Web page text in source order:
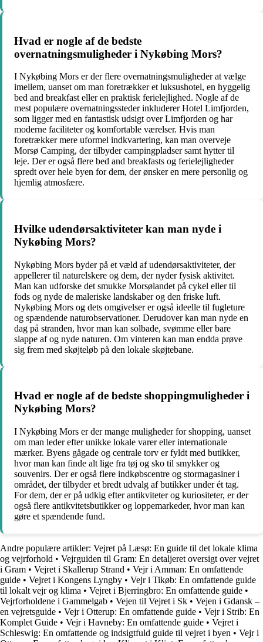
Hvad er nogle af de bedste
overnatningsmuligheder i Nykøbing Mors?
I Nykøbing Mors er der flere overnatningsmuligheder at vælge
imellem, uanset om man foretrækker et luksushotel, en hyggelig
bed and breakfast eller en praktisk ferielejlighed. Nogle af de
mest populære overnatningssteder inkluderer Hotel Limfjorden,
som ligger med en fantastisk udsigt over Limfjorden og har
moderne faciliteter og komfortable værelser. Hvis man
foretrækker mere uformel indkvartering, kan man overveje
Morsø Camping, der tilbyder campingpladser samt hytter til
leje. Der er også flere bed and breakfasts og ferielejligheder
spredt over hele byen for dem, der ønsker en mere personlig og
hjemlig atmosfære.
Hvilke udendørsaktiviteter kan man nyde i
Nykøbing Mors?
Nykøbing Mors byder på et væld af udendørsaktiviteter, der
appellerer til naturelskere og dem, der nyder fysisk aktivitet.
Man kan udforske det smukke Morsølandet på cykel eller til
fods og nyde de maleriske landskaber og den friske luft.
Nykøbing Mors og dets omgivelser er også ideelle til fugleture
og spændende naturobservationer. Derudover kan man nyde en
dag på stranden, hvor man kan solbade, svømme eller bare
slappe af og nyde naturen. Om vinteren kan man endda prøve
sig frem med skøjteløb på den lokale skøjtebane.
Hvad er nogle af de bedste shoppingmuligheder i
Nykøbing Mors?
I Nykøbing Mors er der mange muligheder for shopping, uanset
om man leder efter unikke lokale varer eller internationale
mærker. Byens gågade og centrale torv er fyldt med butikker,
hvor man kan finde alt lige fra tøj og sko til smykker og
souvenirs. Der er også flere indkøbscentre og stormagasiner i
området, der tilbyder et bredt udvalg af butikker under ét tag.
For dem, der er på udkig efter antikviteter og kuriositeter, er der
også flere antikvitetsbutikker og loppemarkeder, hvor man kan
gøre et spændende fund.
Andre populære artikler: Vejret på Læsø: En guide til det lokale klima
og vejrforhold • Vejrguiden til Gram: En detaljeret oversigt over vejret
i Gram • Vejret i Skallerup Strand • Vejr i Amman: En omfattende
guide • Vejret i Kongens Lyngby • Vejr i Tikøb: En omfattende guide
til lokalt vejr og klima • Vejret i Bjerringbro: En omfattende guide •
Vejrforholdene i Gammelgab • Vejen til Vejret i Sk • Vejen i Gdansk –
en vejretsguide • Vejr i Otterup: En omfattende guide • Vejr i Strib: En
Komplet Guide • Vejr i Havneby: En omfattende guide • Vejret i
Schleswig: En omfattende og indsigtfuld guide til vejret i byen • Vejr i